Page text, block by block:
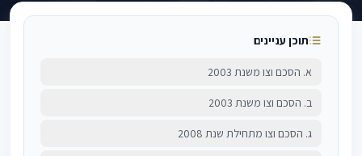
תוכן עניינים
א. הסכם וצו משנת 2003
ב. הסכם וצו משנת 2003
ג. הסכם וצו מתחילת שנת 2008